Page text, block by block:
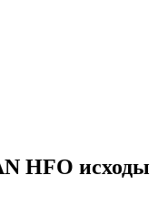
HFO исходы